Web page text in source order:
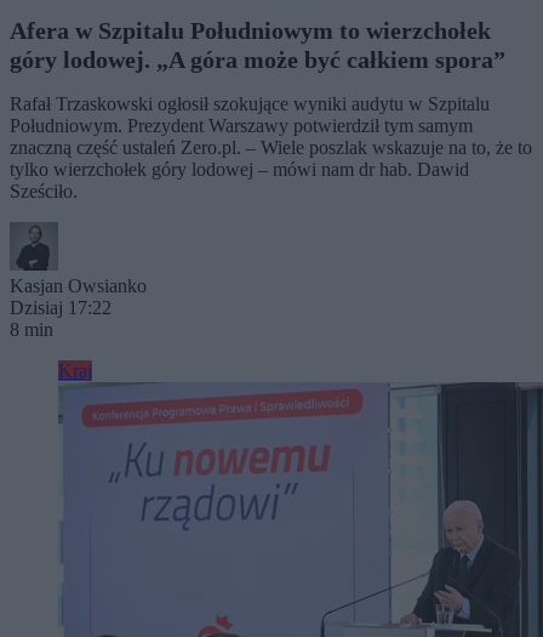
Afera w Szpitalu Południowym to wierzchołek
góry lodowej. „A góra może być całkiem spora”
Rafał Trzaskowski ogłosił szokujące wyniki audytu w Szpitalu
Południowym. Prezydent Warszawy potwierdził tym samym
znaczną część ustaleń Zero.pl. – Wiele poszlak wskazuje na to, że to
tylko wierzchołek góry lodowej – mówi nam dr hab. Dawid
Sześciło.
Kasjan Owsianko
Dzisiaj 17:22
8 min
Kraj